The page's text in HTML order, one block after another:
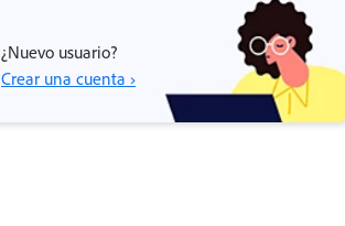
¿Nuevo usuario?
Crear una cuenta ›